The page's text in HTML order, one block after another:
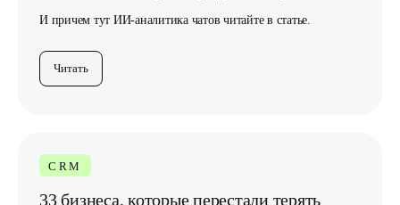
И причем тут ИИ-аналитика чатов читайте в статье.
Читать
CRM
33 бизнеса, которые перестали терять